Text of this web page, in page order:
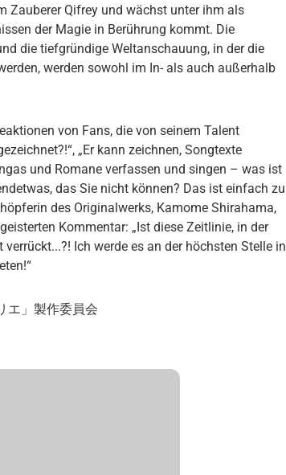
Zauberer Qifrey und wächst unter ihm als
der Magie in Berührung kommt. Die
die tiefgründige Weltanschauung, in der die
werden sowohl im In- als auch außerhalb
von Fans, die von seinem Talent
„Er kann zeichnen, Songtexte
und Romane verfassen und singen – was ist
das Sie nicht können? Das ist einfach zu
des Originalwerks, Kamome Shirahama,
Kommentar: „Ist diese Zeitlinie, in der
Ich werde es an der höchsten Stelle in
エ」製作委員会